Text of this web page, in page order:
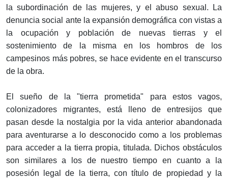
la subordinación de las mujeres, y el abuso sexual. La
denuncia social ante la expansión demográfica con vistas a
la ocupación y población de nuevas tierras y el
sostenimiento de la misma en los hombros de los
campesinos más pobres, se hace evidente en el transcurso
de la obra.
El sueño de la "tierra prometida" para estos vagos,
colonizadores migrantes, está lleno de entresijos que
pasan desde la nostalgia por la vida anterior abandonada
para aventurarse a lo desconocido como a los problemas
para acceder a la tierra propia, titulada. Dichos obstáculos
son similares a los de nuestro tiempo en cuanto a la
posesión legal de la tierra, con título de propiedad y la